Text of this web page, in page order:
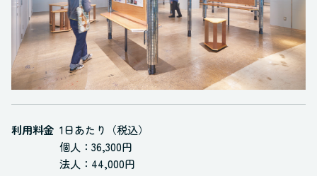
利用料金 1日あたり（税込）
個人：36,300円
法人：44,000円